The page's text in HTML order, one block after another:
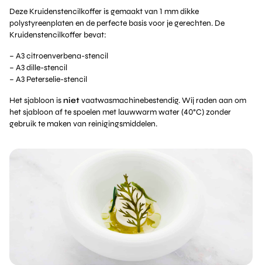
Deze Kruidenstencilkoffer is gemaakt van 1 mm dikke
polystyreenplaten en de perfecte basis voor je gerechten. De
Kruidenstencilkoffer bevat:
– A3 citroenverbena-stencil
– A3 dille-stencil
– A3 Peterselie-stencil
Het sjabloon isnietvaatwasmachinebestendig. Wij raden aan om
het sjabloon af te spoelen met lauwwarm water (40°C) zonder
gebruik te maken van reinigingsmiddelen.